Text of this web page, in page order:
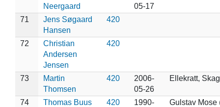
Neergaard
05-17
71
Jens Søgaard
Hansen
420
72
Christian
Andersen
Jensen
420
73
Martin
Thomsen
420
2006-
05-26
Ellekratt,
74
Thomas Buus
420
1990-
Gulstav Mose